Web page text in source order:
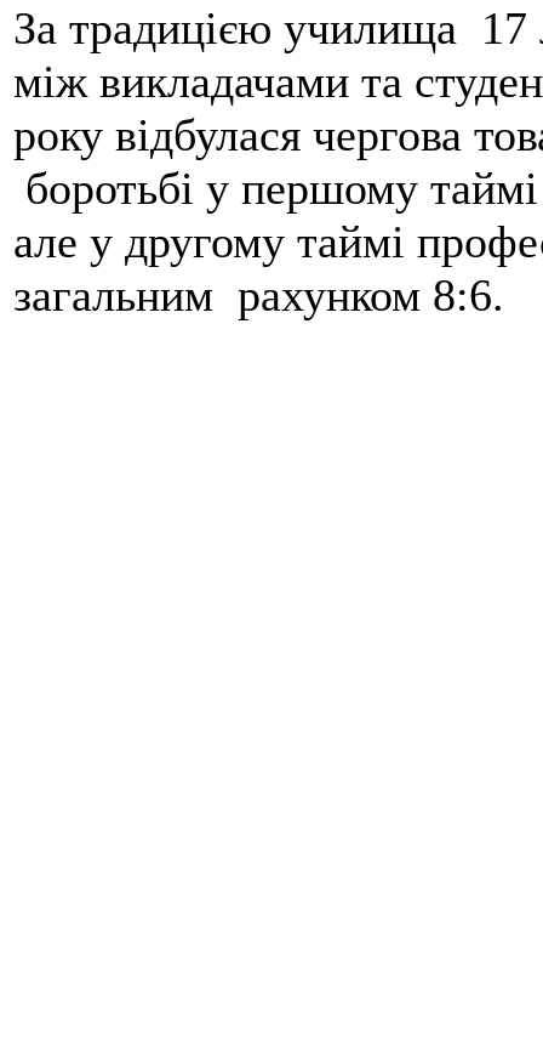
За традицією училища 17
між викладачами та
року відбулася чергова
боротьбі у першому
але у другому таймі
загальним рахунком 8:6.